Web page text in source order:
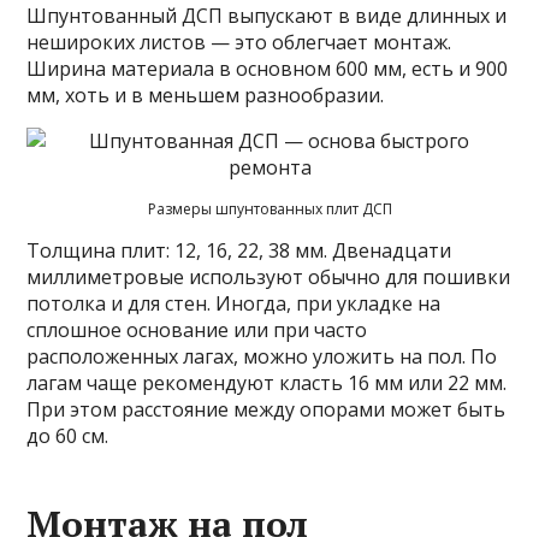
Шпунтованный ДСП выпускают в виде длинных и
нешироких листов — это облегчает монтаж.
Ширина материала в основном 600 мм, есть и 900
мм, хоть и в меньшем разнообразии.
Размеры шпунтованных плит ДСП
Толщина плит: 12, 16, 22, 38 мм. Двенадцати
миллиметровые используют обычно для пошивки
потолка и для стен. Иногда, при укладке на
сплошное основание или при часто
расположенных лагах, можно уложить на пол. По
лагам чаще рекомендуют класть 16 мм или 22 мм.
При этом расстояние между опорами может быть
до 60 см.
Монтаж на пол